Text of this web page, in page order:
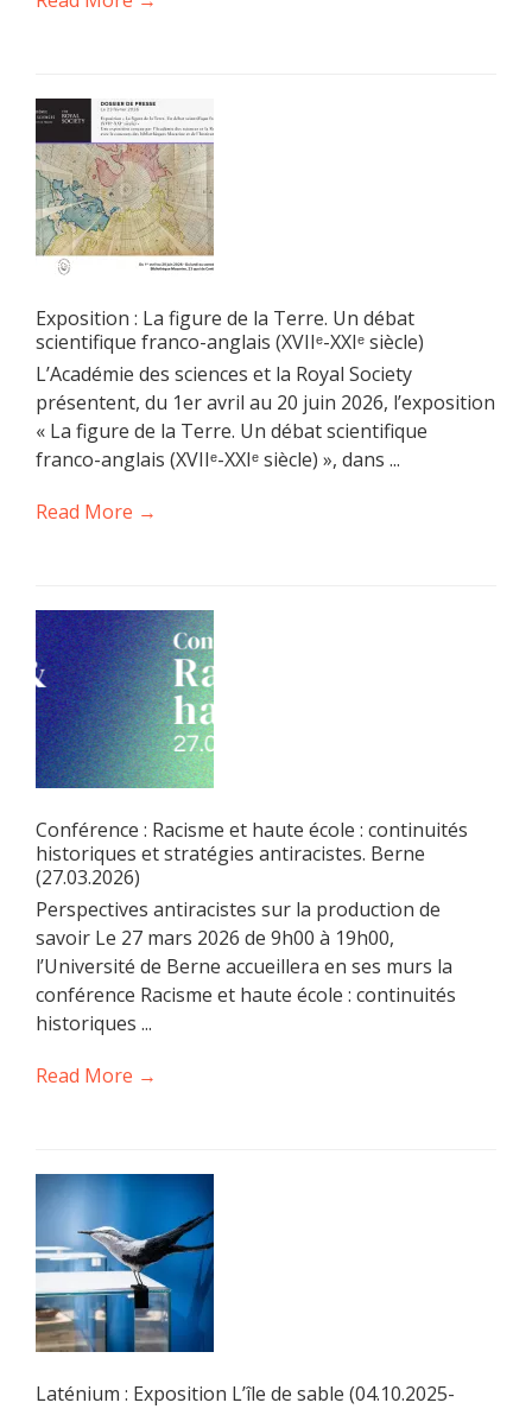
Exposition : La figure de la Terre. Un débat
scientifique franco-anglais (XVIIᵉ-XXIᵉ siècle)
L’Académie des sciences et la Royal Society
présentent, du 1er avril au 20 juin 2026, l’exposition
« La figure de la Terre. Un débat scientifique
franco-anglais (XVIIᵉ-XXIᵉ siècle) », dans ...
Read More →
Conférence : Racisme et haute école : continuités
historiques et stratégies antiracistes. Berne
(27.03.2026)
Perspectives antiracistes sur la production de
savoir Le 27 mars 2026 de 9h00 à 19h00,
l’Université de Berne accueillera en ses murs la
conférence Racisme et haute école : continuités
historiques ...
Read More →
Laténium : Exposition L’île de sable (04.10.2025-